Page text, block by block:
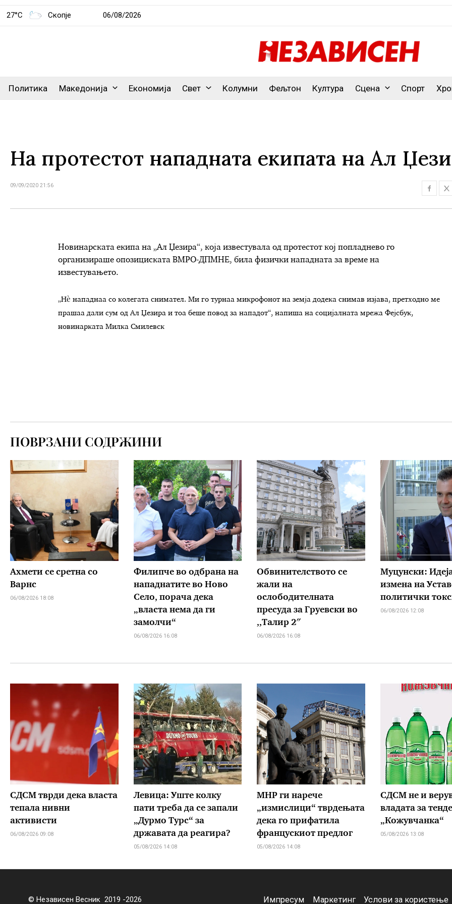
27°C Скопје 06/08/2026
Политика Македонија Економија Свет Колумни Фељтон Култура Сцена Спорт
На протестот нападната екипата на Ал
09/09/2020 21:56
Новинарската екипа на „Ал Џезира“, која известувала од протестот кој попладнево го
организираше опозициската ВМРО-ДПМНЕ, била физички нападната за време на
известувањето.
„Нè нападнаа со колегата снимател. Ми го турнаа микрофонот на земја додека снимав изјава, претходно ме
прашаа дали сум од Ал Џезира и тоа беше повод за нападот“, напиша на социјалната мрежа Фејсбук,
новинарката Милка Смилевск
ПОВРЗАНИ СОДРЖИНИ
Ахмети се сретна со
Варнс
06/08/2026 18:08
Филипче во одбрана на
нападнатите во Ново
Село, порача дека
„власта нема да ги
замолчи“
06/08/2026 16:08
Обвинителството се
жали на
ослободителната
пресуда за Груевски во
,,Талир 2″
06/08/2026 16:08
Муцунски:
измена на
политички
06/08/2026 12:08
СДСМ тврди дека власта
тепала нивни
активисти
06/08/2026 09:08
Левица: Уште колку
пати треба да се запали
„Дурмо Турс“ за
државата да реагира?
05/08/2026 14:08
МНР ги нарече
„измислици“ тврдењата
дека го прифатила
францускиот предлог
05/08/2026 14:08
СДСМ не и
владата за
„Кожувчанка“
05/08/2026 13:08
© Независен Весник 2019 -2026 Импресум Маркетинг Услови за користење